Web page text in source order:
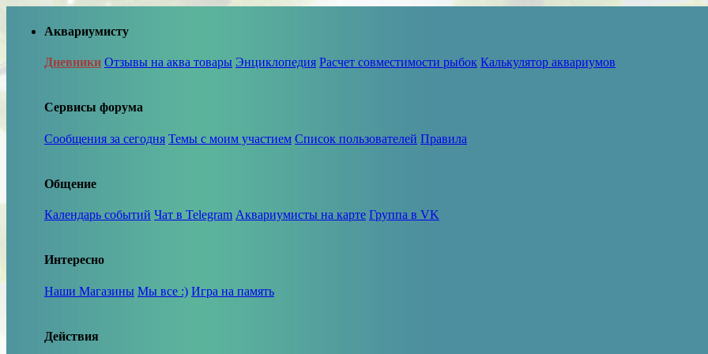
Аквариумисту
Дневники Отзывы на аква товары Энциклопедия Расчет совместимости рыбок Калькулятор аквариумов
Сервисы форума
Сообщения за сегодня Темы с моим участием Список пользователей Правила
Общение
Календарь событий Чат в Telegram Аквариумисты на карте Группа в VK
Интересно
Наши Магазины Мы все :) Игра на память
Действия